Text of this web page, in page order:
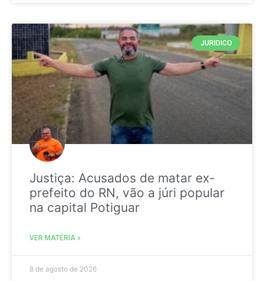
JURIDICO
Justiça: Acusados de matar ex-
prefeito do RN, vão a júri popular
na capital Potiguar
VER MATÉRIA »
8 de agosto de 2026